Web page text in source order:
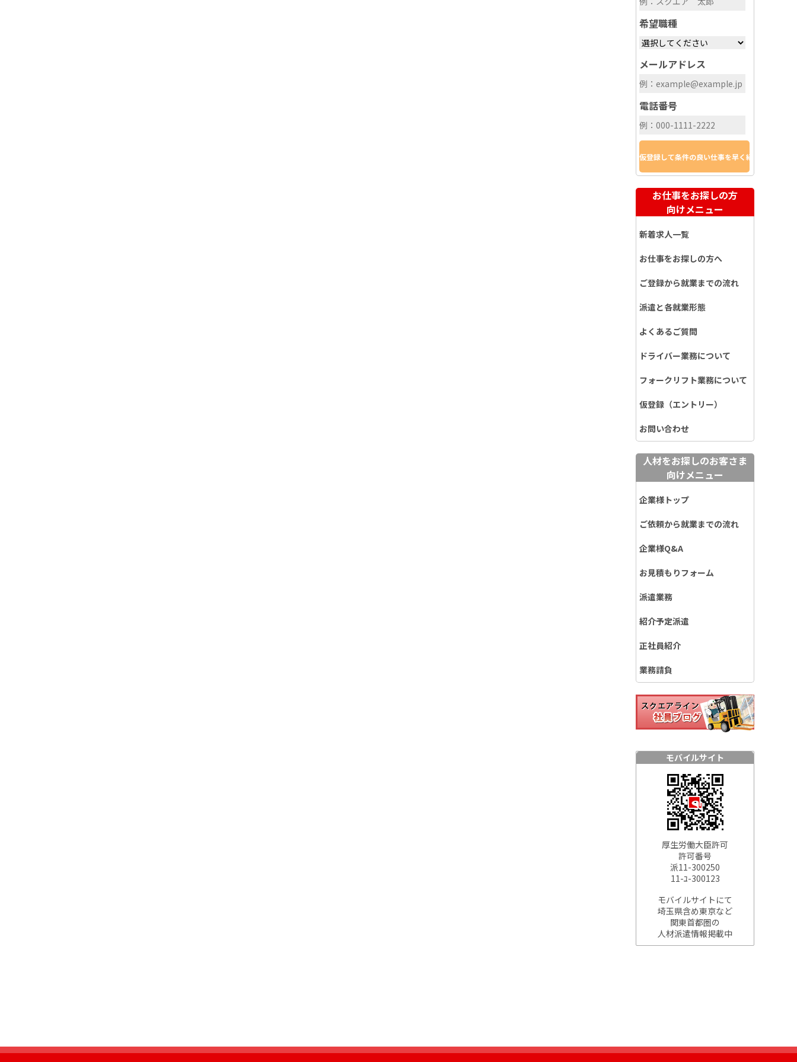
希望職種
メールアドレス
電話番号
お仕事をお探しの方
向けメニュー
新着求人一覧
お仕事をお探しの方へ
ご登録から就業までの流れ
派遣と各就業形態
よくあるご質問
ドライバー業務について
フォークリフト業務について
仮登録（エントリー）
お問い合わせ
人材をお探しのお客さま
向けメニュー
企業様トップ
ご依頼から就業までの流れ
企業様Q&A
お見積もりフォーム
派遣業務
紹介予定派遣
正社員紹介
業務請負
モバイルサイト
厚生労働大臣許可
許可番号
派11-300250
11-ﾕ-300123
モバイルサイトにて
埼玉県含め東京など
関東首都圏の
人材派遣情報掲載中